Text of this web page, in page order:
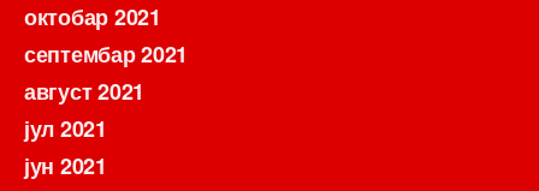
октобар 2021
септембар 2021
август 2021
јул 2021
јун 2021